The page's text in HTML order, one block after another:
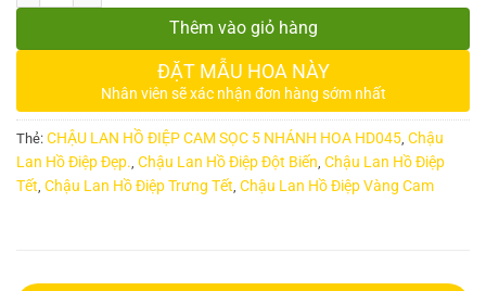
Thêm vào giỏ hàng
ĐẶT MẪU HOA NÀY
Nhân viên sẽ xác nhận đơn hàng sớm nhất
Thẻ: CHẬU LAN HỒ ĐIỆP CAM SỌC 5 NHÁNH HOA HD045 Chậu
Lan Hồ Điệp Đẹp. Chậu Lan Hồ Điệp Đột Biến Chậu Lan Hồ Điệp
Tết Chậu Lan Hồ Điệp Trưng Tết Chậu Lan Hồ Điệp Vàng Cam